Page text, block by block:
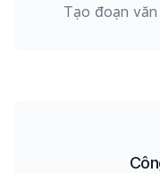
Tạo đoạn